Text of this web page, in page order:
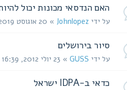
האם הנדסאי מכונות יכול
על ידי Johnlopez » 20 אוגוסט 2019, 23:36
סיור בירושלים
על ידי GUSS » 23 יולי 2012, 16:39
כדאי ב-IDPA ישראל